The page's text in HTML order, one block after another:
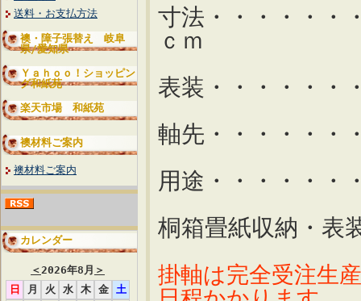
送料・お支払方法
襖・障子張替え 岐阜
県/愛知県
Ｙａｈｏｏ！ショッピン
グ和紙苑
楽天市場 和紙苑
襖材料ご案内
襖材料ご案内
カレンダー
＜2026年8月 ＞
日
月 火 水 木 金 土
寸法・・・・・・
ｃｍ
表装・・・・・・
軸先・・・・・・
用途・・・・・・
桐箱畳紙収納・表
掛軸は完全受注生